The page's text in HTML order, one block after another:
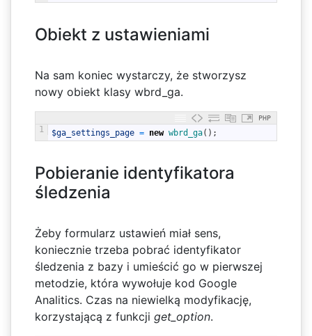
Obiekt z ustawieniami
Na sam koniec wystarczy, że stworzysz
nowy obiekt klasy wbrd_ga.
PHP
1 $ga_settings_page = new wbrd_ga( ) ;
Pobieranie identyfikatora
śledzenia
Żeby formularz ustawień miał sens,
koniecznie trzeba pobrać identyfikator
śledzenia z bazy i umieścić go w pierwszej
metodzie, która wywołuje kod Google
Analitics. Czas na niewielką modyfikację,
korzystającą z funkcji get_option.